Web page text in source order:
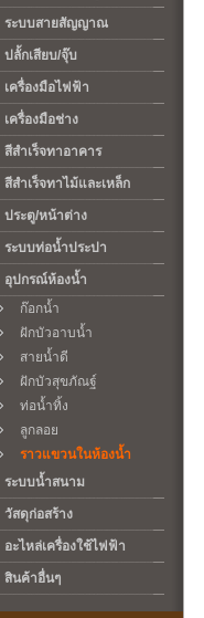
ระบบสายสัญญาณ
ปลั้กเสียบ/จุ๊บ
เครื่องมือไฟฟ้า
เครื่องมือช่าง
สีสำเร็จทาอาคาร
สีสำเร็จทาไม้และเหล็ก
ประตู/หน้าต่าง
ระบบท่อน้ำประปา
อุปกรณ์ห้องน้ำ
ก๊อกน้ำ
ฝักบัวอาบน้ำ
สายน้ำดี
ฝักบัวสุขภัณฐ์
ท่อน้ำทิ้ง
ลูกลอย
ราวแขวนในห้องน้ำ
ระบบน้ำสนาม
วัสดุก่อสร้าง
อะไหล่เครื่องใช้ไฟฟ้า
สินค้าอื่นๆ